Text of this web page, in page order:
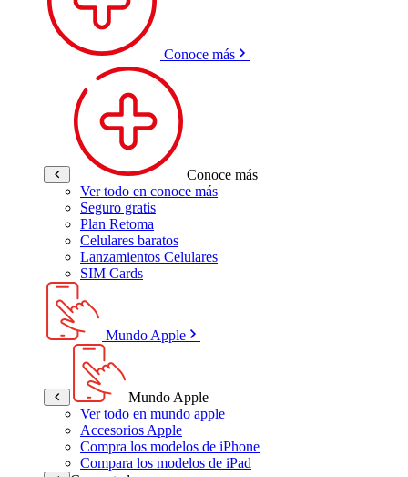
Conoce más
Conoce más
Ver todo en conoce más
Seguro gratis
Plan Retoma
Celulares baratos
Lanzamientos Celulares
SIM Cards
Mundo Apple
Mundo Apple
Ver todo en mundo apple
Accesorios Apple
Compra los modelos de iPhone
Compara los modelos de iPad